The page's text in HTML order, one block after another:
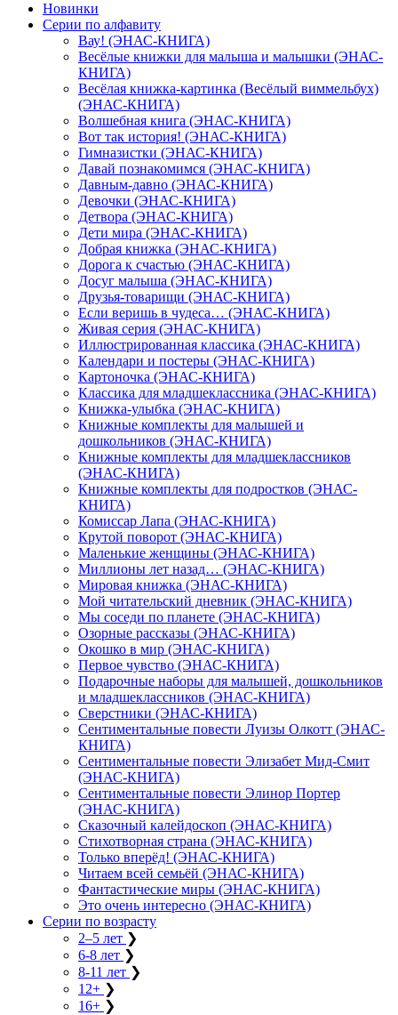
Новинки
Серии по алфавиту
Вау! (ЭНАС-КНИГА)
Весёлые книжки для малыша и малышки (ЭНАС-
КНИГА)
Весёлая книжка-картинка (Весёлый виммельбух)
(ЭНАС-КНИГА)
Волшебная книга (ЭНАС-КНИГА)
Вот так история! (ЭНАС-КНИГА)
Гимназистки (ЭНАС-КНИГА)
Давай познакомимся (ЭНАС-КНИГА)
Давным-давно (ЭНАС-КНИГА)
Девочки (ЭНАС-КНИГА)
Детвора (ЭНАС-КНИГА)
Дети мира (ЭНАС-КНИГА)
Добрая книжка (ЭНАС-КНИГА)
Дорога к счастью (ЭНАС-КНИГА)
Досуг малыша (ЭНАС-КНИГА)
Друзья-товарищи (ЭНАС-КНИГА)
Если веришь в чудеса… (ЭНАС-КНИГА)
Живая серия (ЭНАС-КНИГА)
Иллюстрированная классика (ЭНАС-КНИГА)
Календари и постеры (ЭНАС-КНИГА)
Картоночка (ЭНАС-КНИГА)
Классика для младшеклассника (ЭНАС-КНИГА)
Книжка-улыбка (ЭНАС-КНИГА)
Книжные комплекты для малышей и
дошкольников (ЭНАС-КНИГА)
Книжные комплекты для младшеклассников
(ЭНАС-КНИГА)
Книжные комплекты для подростков (ЭНАС-
КНИГА)
Комиссар Лапа (ЭНАС-КНИГА)
Крутой поворот (ЭНАС-КНИГА)
Маленькие женщины (ЭНАС-КНИГА)
Миллионы лет назад… (ЭНАС-КНИГА)
Мировая книжка (ЭНАС-КНИГА)
Мой читательский дневник (ЭНАС-КНИГА)
Мы соседи по планете (ЭНАС-КНИГА)
Озорные рассказы (ЭНАС-КНИГА)
Окошко в мир (ЭНАС-КНИГА)
Первое чувство (ЭНАС-КНИГА)
Подарочные наборы для малышей, дошкольников
и младшеклассников (ЭНАС-КНИГА)
Сверстники (ЭНАС-КНИГА)
Сентиментальные повести Луизы Олкотт (ЭНАС-
КНИГА)
Сентиментальные повести Элизабет Мид-Смит
(ЭНАС-КНИГА)
Сентиментальные повести Элинор Портер
(ЭНАС-КНИГА)
Сказочный калейдоскоп (ЭНАС-КНИГА)
Стихотворная страна (ЭНАС-КНИГА)
Только вперёд! (ЭНАС-КНИГА)
Читаем всей семьёй (ЭНАС-КНИГА)
Фантастические миры (ЭНАС-КНИГА)
Это очень интересно (ЭНАС-КНИГА)
Серии по возрасту
2–5 лет ❯
6-8 лет ❯
8-11 лет ❯
12+ ❯
16+ ❯